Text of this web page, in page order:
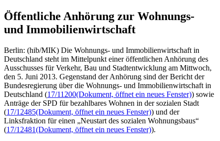
Öffentliche Anhörung zur Wohnungs-
und Immobilienwirtschaft
Berlin: (hib/MIK) Die Wohnungs- und Immobilienwirtschaft in
Deutschland steht im Mittelpunkt einer öffentlichen Anhörung des
Ausschusses für Verkehr, Bau und Stadtentwicklung am Mittwoch,
den 5. Juni 2013. Gegenstand der Anhörung sind der Bericht der
Bundesregierung über die Wohnungs- und Immobilienwirtschaft in
Deutschland (17/11200(Dokument, öffnet ein neues Fenster)) sowie
Anträge der SPD für bezahlbares Wohnen in der sozialen Stadt
(17/12485(Dokument, öffnet ein neues Fenster)) und der
Linksfraktion für einen „Neustart des sozialen Wohnungsbaus“
(17/12481(Dokument, öffnet ein neues Fenster)).